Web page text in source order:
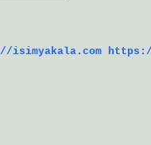
isimyakala.com